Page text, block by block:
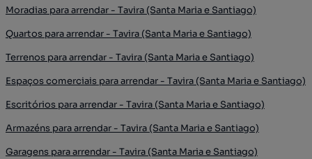
Moradias para arrendar - Tavira (Santa Maria e Santiago)
Quartos para arrendar - Tavira (Santa Maria e Santiago)
Terrenos para arrendar - Tavira (Santa Maria e Santiago)
Espaços comerciais para arrendar - Tavira (Santa Maria e Santiago)
Escritórios para arrendar - Tavira (Santa Maria e Santiago)
Armazéns para arrendar - Tavira (Santa Maria e Santiago)
Garagens para arrendar - Tavira (Santa Maria e Santiago)